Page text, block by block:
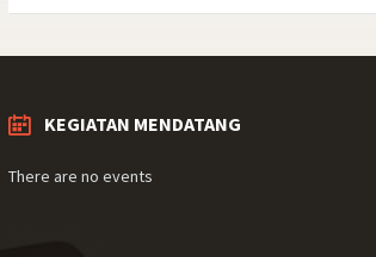
KEGIATAN MENDATANG
There are no events